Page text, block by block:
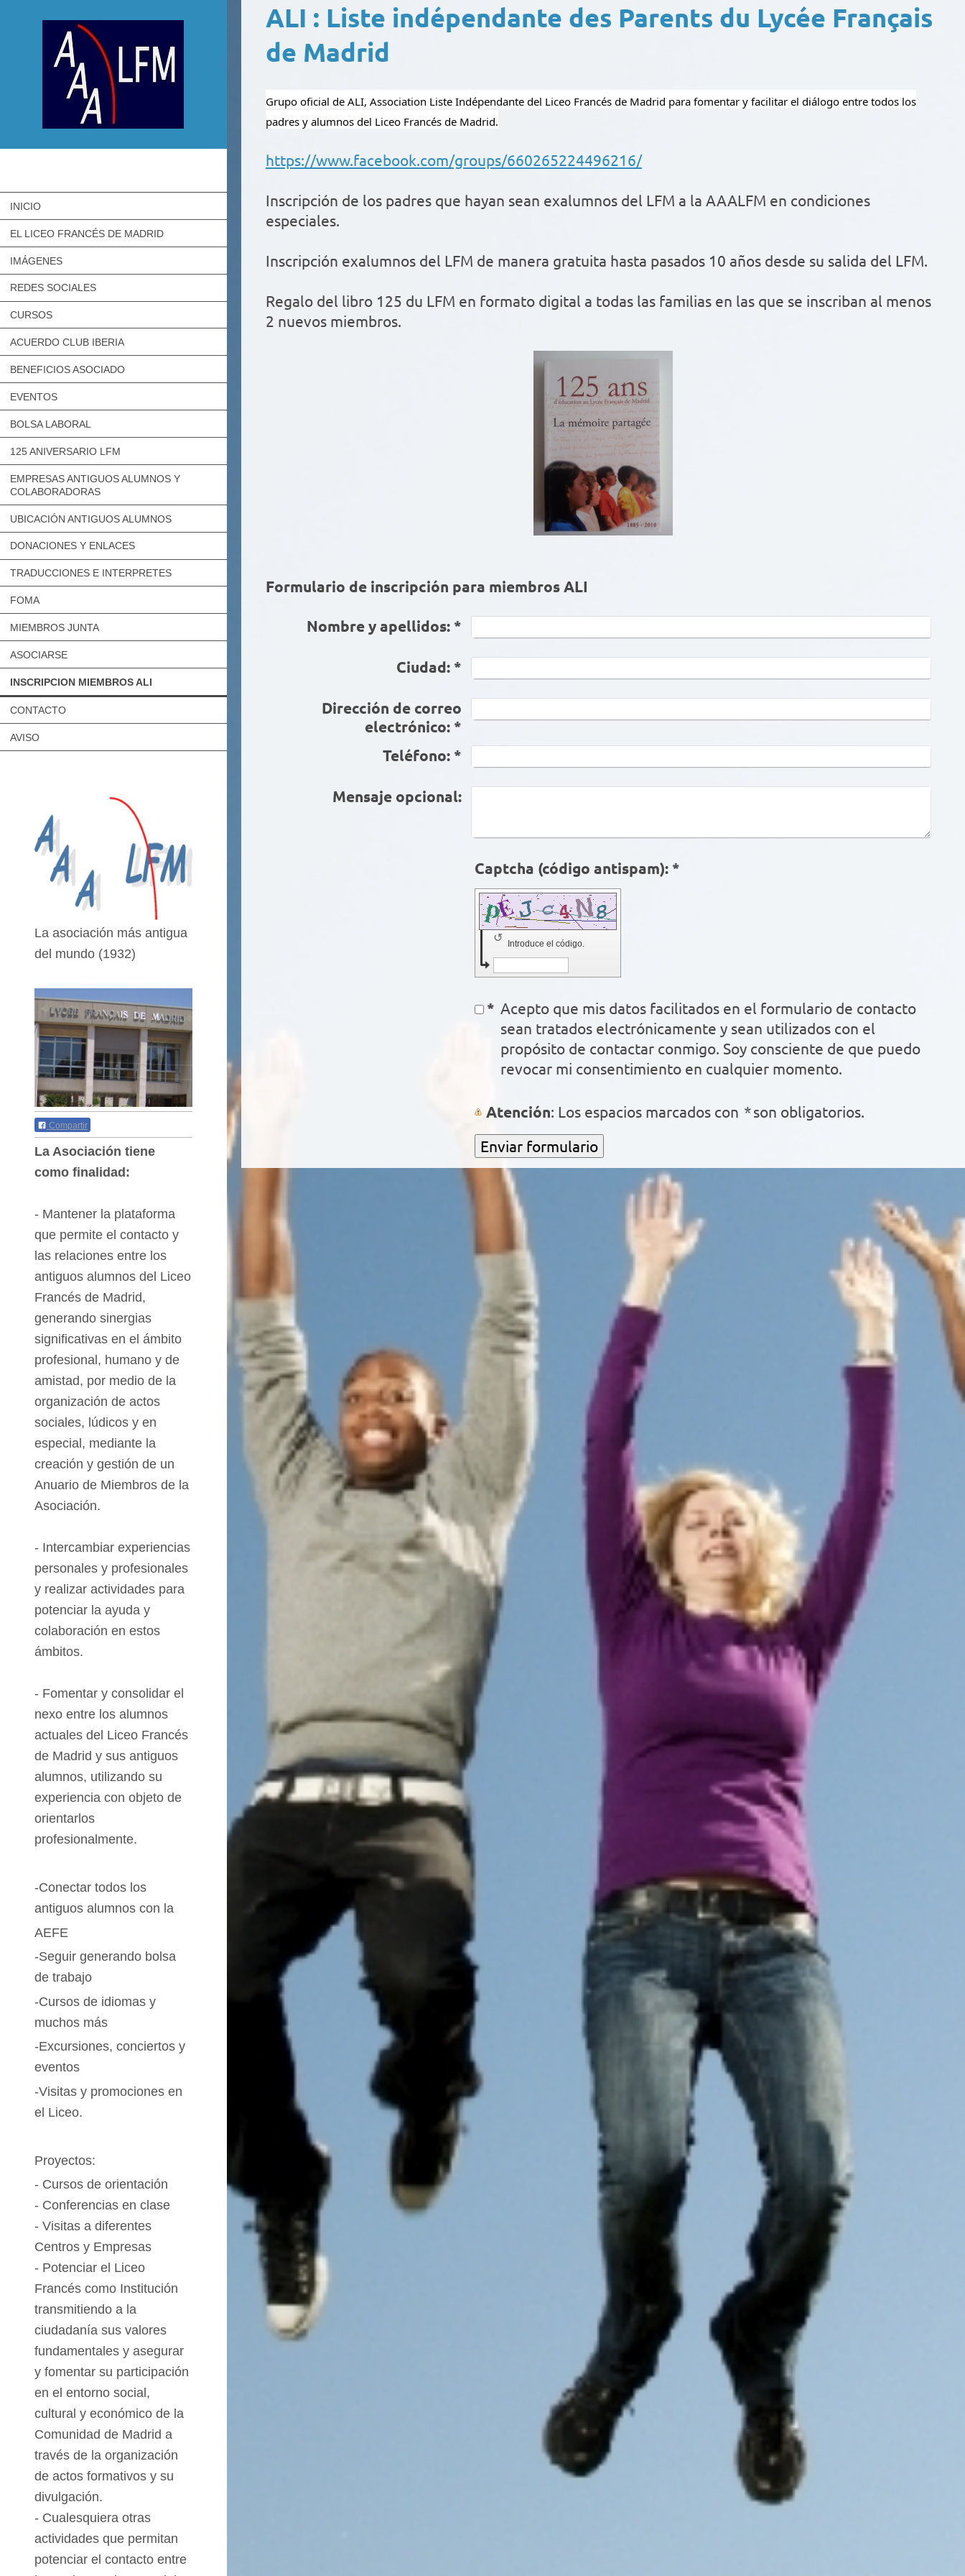
INICIO
EL LICEO FRANCÉS DE MADRID
IMÁGENES
REDES SOCIALES
CURSOS
ACUERDO CLUB IBERIA
BENEFICIOS ASOCIADO
EVENTOS
BOLSA LABORAL
125 ANIVERSARIO LFM
EMPRESAS ANTIGUOS ALUMNOS Y
COLABORADORAS
UBICACIÓN ANTIGUOS ALUMNOS
DONACIONES Y ENLACES
TRADUCCIONES E INTERPRETES
FOMA
MIEMBROS JUNTA
ASOCIARSE
INSCRIPCION MIEMBROS ALI
CONTACTO
AVISO
La asociación más antigua
del mundo (1932)
Compartir
La Asociación tiene
como finalidad:
- Mantener la plataforma
que permite el contacto y
las relaciones entre los
antiguos alumnos del Liceo
Francés de Madrid,
generando sinergias
significativas en el ámbito
profesional, humano y de
amistad, por medio de la
organización de actos
sociales, lúdicos y en
especial, mediante la
creación y gestión de un
Anuario de Miembros de la
Asociación.
- Intercambiar experiencias
personales y profesionales
y realizar actividades para
potenciar la ayuda y
colaboración en estos
ámbitos.
- Fomentar y consolidar el
nexo entre los alumnos
actuales del Liceo Francés
de Madrid y sus antiguos
alumnos, utilizando su
experiencia con objeto de
orientarlos
profesionalmente.
-Conectar todos los
antiguos alumnos con la
AEFE
-Seguir generando bolsa
de trabajo
-Cursos de idiomas y
muchos más
-Excursiones, conciertos y
eventos
-Visitas y promociones en
el Liceo.
Proyectos:
- Cursos de orientación
- Conferencias en clase
- Visitas a diferentes
Centros y Empresas
- Potenciar el Liceo
Francés como Institución
transmitiendo a la
ciudadanía sus valores
fundamentales y asegurar
y fomentar su participación
en el entorno social,
cultural y económico de la
Comunidad de Madrid a
través de la organización
de actos formativos y su
divulgación.
- Cualesquiera otras
actividades que permitan
potenciar el contacto entre
ALI : Liste indépendante des Parents du Lycée Français
de Madrid
Grupo oficial de ALI, Association Liste Indépendante del Liceo Francés de Madrid para fomentar y facilitar el diálogo entre todos los
padres y alumnos del Liceo Francés de Madrid.
https://www.facebook.com/groups/660265224496216/
Inscripción de los padres que hayan sean exalumnos del LFM a la AAALFM en condiciones
especiales.
Inscripción exalumnos del LFM de manera gratuita hasta pasados 10 años desde su salida del LFM.
Regalo del libro 125 du LFM en formato digital a todas las familias en las que se inscriban al menos
2 nuevos miembros.
Formulario de inscripción para miembros ALI
Nombre y apellidos:*
Ciudad:*
Dirección de correo
electrónico:*
Teléfono:*
Mensaje opcional:
Captcha (código antispam): *
Introduce el código.
↺
* Acepto que mis datos facilitados en el formulario de contacto
sean tratados electrónicamente y sean utilizados con el
propósito de contactar conmigo. Soy consciente de que puedo
revocar mi consentimiento en cualquier momento.
Atención : Los espacios marcados con *son obligatorios.